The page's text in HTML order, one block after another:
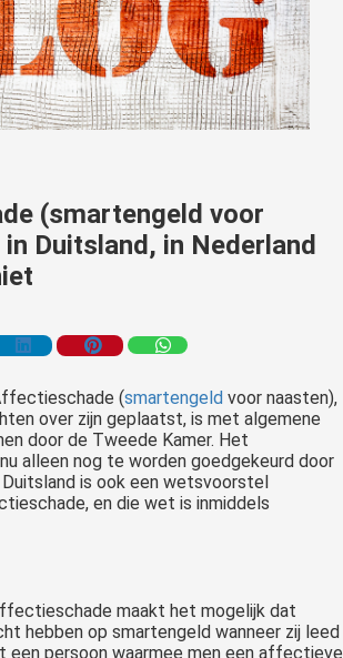
(smartengeld voor
Duitsland, in Nederland
(smartengeld voor naasten),
over zijn geplaatst, is met algemene
door de Tweede Kamer. Het
alleen nog te worden goedgekeurd door
Duitsland is ook een wetsvoorstel
en die wet is inmiddels
maakt het mogelijk dat
hebben op smartengeld wanneer zij leed
een persoon waarmee men een affectieve